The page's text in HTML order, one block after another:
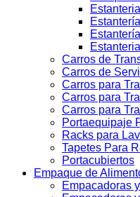
Carros de
Carros de
Carros para
Carros para
Carros para
Portaequipaje
Racks para
Tapetes Para
Portacubiertos
Empaque de
Empacadoras